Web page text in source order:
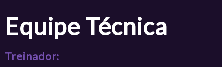
Equipe Técnica
Treinador: